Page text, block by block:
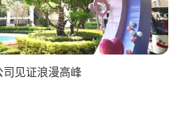
见证浪漫高峰